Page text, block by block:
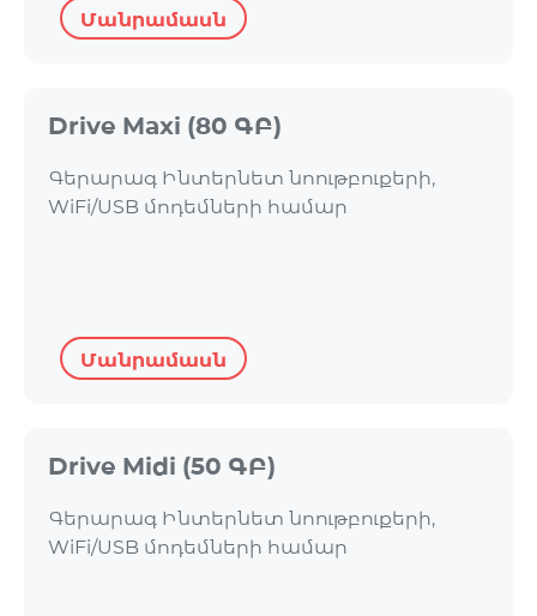
Մանրամասն
Drive Maxi (80 ԳԲ)
Գերարագ Ինտերնետ նոութբուքերի,
WiFi/USB մոդեմների համար
Մանրամասն
Drive Midi (50 ԳԲ)
Գերարագ Ինտերնետ նոութբուքերի,
WiFi/USB մոդեմների համար